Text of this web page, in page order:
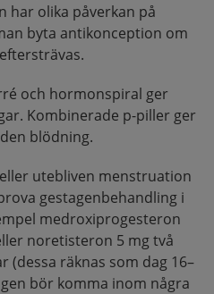
har olika påverkan på
byta antikonception om
och hormonspiral ger
Kombinerade p-piller ger
blödning.
utebliven menstruation
gestagenbehandling i
medroxiprogesteron
noretisteron 5 mg två
(dessa räknas som dag 16–
bör komma inom några